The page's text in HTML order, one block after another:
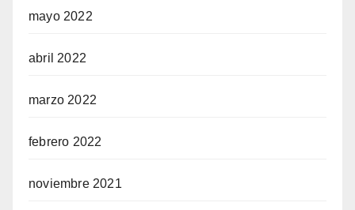
mayo 2022
abril 2022
marzo 2022
febrero 2022
noviembre 2021